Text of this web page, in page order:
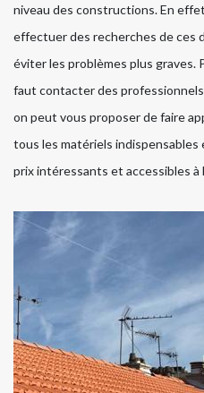
niveau des constructions. En
effectuer des recherches de ces
éviter les problèmes plus graves.
faut contacter des
on peut vous proposer de faire
tous les matériels
prix intéressants et accessibles